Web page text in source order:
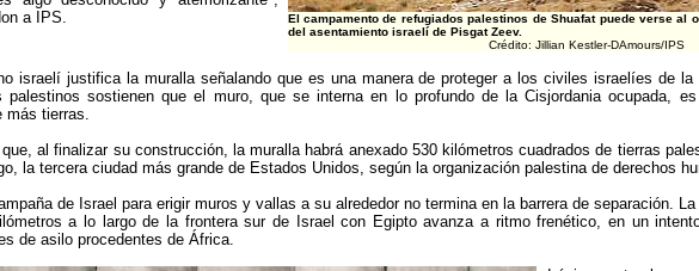
a IPS.
El campamento de refugiados palestinos de Shuafat puede verse al
del asentamiento israelí de Pisgat Zeev.
Crédito: Jillian Kestler-DAmours/IPS
israelí justifica la muralla señalando que es una manera de proteger a los civiles israelíes de
palestinos sostienen que el muro, que se interna en lo profundo de la Cisjordania ocupada,
más tierras.
al finalizar su construcción, la muralla habrá anexado 530 kilómetros cuadrados de tierras
la tercera ciudad más grande de Estados Unidos, según la organización palestina de derechos
de Israel para erigir muros y vallas a su alrededor no termina en la barrera de separación.
a lo largo de la frontera sur de Israel con Egipto avanza a ritmo frenético, en un
de asilo procedentes de África.